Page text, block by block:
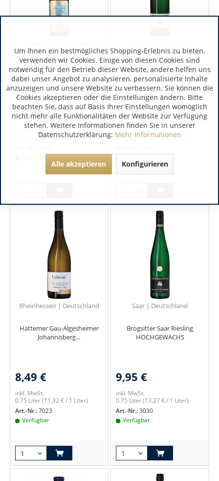
Robert Weil Rheingau Riesling
Classic
17,90 €
inkl. MwSt.
0.75 Liter(23,87 € / 1 Liter)
Brogsitter Trittenheimer
Apotheke Riesling...
10,95 €
inkl. MwSt.
0.75 Liter(14,60 € / 1 Liter)
Rheinhessen | Deutschland
Hattemer Gau-Algesheimer
Johannisberg...
8,49 €
inkl. MwSt.
0.75 Liter(11,32 € / 1 Liter)
Art.-Nr.:7023
Verfügbar
Saar | Deutschland
Brogsitter Saar Riesling
HOCHGEWÄCHS
9,95 €
inkl. MwSt.
0.75 Liter(13,27 € / 1 Liter)
Art.-Nr.:3030
Verfügbar
Um Ihnen ein bestmögliches Shopping-Erlebnis zu bieten,
verwenden wir Cookies. Einige von diesen Cookies sind
notwendig für den Betrieb dieser Website, andere helfen uns
dabei unser Angebot zu analysieren, personalisierte Inhalte
anzuzeigen und unsere Website zu verbessern. Sie können die
Cookies akzeptieren oder die Einstellungen ändern. Bitte
beachten Sie, dass auf Basis Ihrer Einstellungen womöglich
nicht mehr alle Funktionalitäten der Website zur Verfügung
stehen. Weitere Informationen finden Sie in unserer
Datenschutzerklärung: Mehr Informationen
Alle akzeptieren Konfigurieren